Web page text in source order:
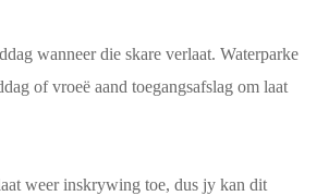
wanneer die skare verlaat. Waterparke
of vroeë aand toegangsafslag om laat
weer inskrywing toe, dus jy kan dit